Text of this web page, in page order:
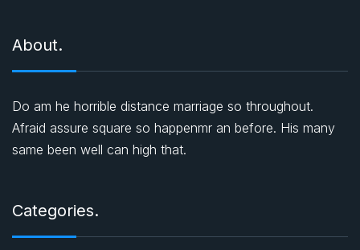
About.
Do am he horrible distance marriage so throughout.
Afraid assure square so happenmr an before. His many
same been well can high that.
Categories.